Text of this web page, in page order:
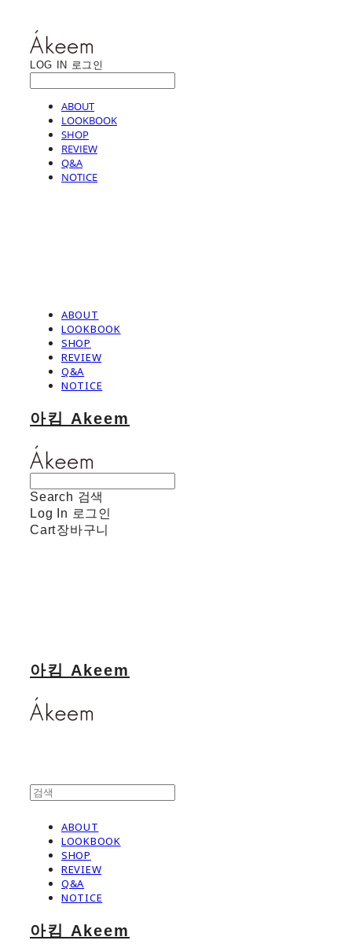
LOG IN 로그인
ABOUT
LOOKBOOK
SHOP
REVIEW
Q&A
NOTICE
ABOUT
LOOKBOOK
SHOP
REVIEW
Q&A
NOTICE
아킴 Akeem
Search 검색
Log In 로그인
Cart장바구니
아킴 Akeem
ABOUT
LOOKBOOK
SHOP
REVIEW
Q&A
NOTICE
아킴 Akeem